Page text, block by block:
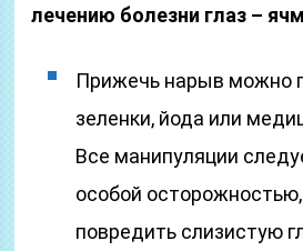
лечению болезни глаз –
Прижечь нарыв можно
зеленки, йода или
Все манипуляции
особой
повредить слизистую